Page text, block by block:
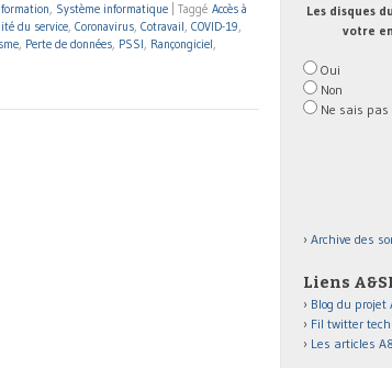
, Système informatique Taggé Accès à
du service, Coronavirus, Cotravail, COVID-19,
, Perte de données, PSSI, Rançongiciel,
Les disques
votre
Oui
Non
Ne sais pas
Archive des
Liens A&SI
Blog du projet
Fil twitter
Les articles